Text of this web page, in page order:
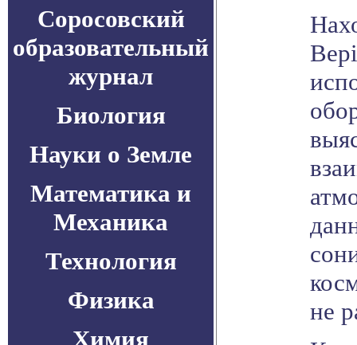
Соросовский
образовательный
журнал
Биология
Науки о Земле
Математика и
Механика
Технология
Физика
Химия
не